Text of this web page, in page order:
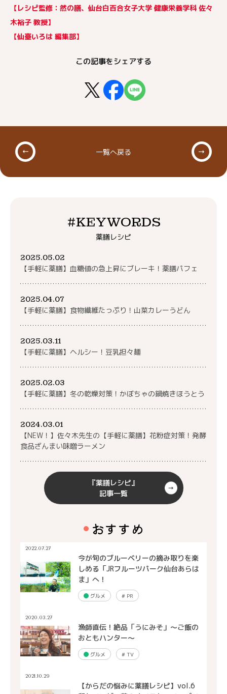
【レシピ監修：然の膳、仙台白百合女子大学 健康栄養学科 佐々
木裕子 教授】
【仙臺いろは 編集部】
この記事をシェアする
一覧へ戻る
#KEYWORDS
薬膳レシピ
2025.05.02
【手軽に薬膳】血糖値の急上昇にブレーキ！薬膳パフェ
2025.04.07
【手軽に薬膳】食物繊維たっぷり！山菜カレーうどん
2025.03.11
【手軽に薬膳】ヘルシー！豆乳担々麺
2025.02.03
【手軽に薬膳】冬の乾燥対策！かぼちゃの鍋焼きほうとう
2024.03.01
【NEW！】佐々木先生の【手軽に薬膳】花粉症対策！発酵
食品ざんまい味噌ラーメン
『薬膳レシピ』
記事一覧
おすすめ
2022.07.27
今が旬のブルーベリーの摘み取りを楽
しめる「JRフルーツパーク仙台あらは
ま」へ！
グルメ #PR
2020.03.27
漁師直伝！絶品「うにみそ」～ご飯の
おともハンター～
グルメ #TV
2021.10.29
【からだの悩みに薬膳レシピ】vol.6